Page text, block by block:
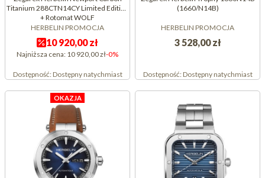
Titanium 288CTN14CY Limited Edition
+ Rotomat WOLF
HERBELIN PROMOCJA
10 920,00 zł
Najniższa cena: 10 920,00 zł-0%
Dostępność:Dostępny natychmiast
(1660/N14B)
HERBELIN PROMOCJA
3 528,00 zł
Dostępność:Dostępny natychmiast
OKAZJA